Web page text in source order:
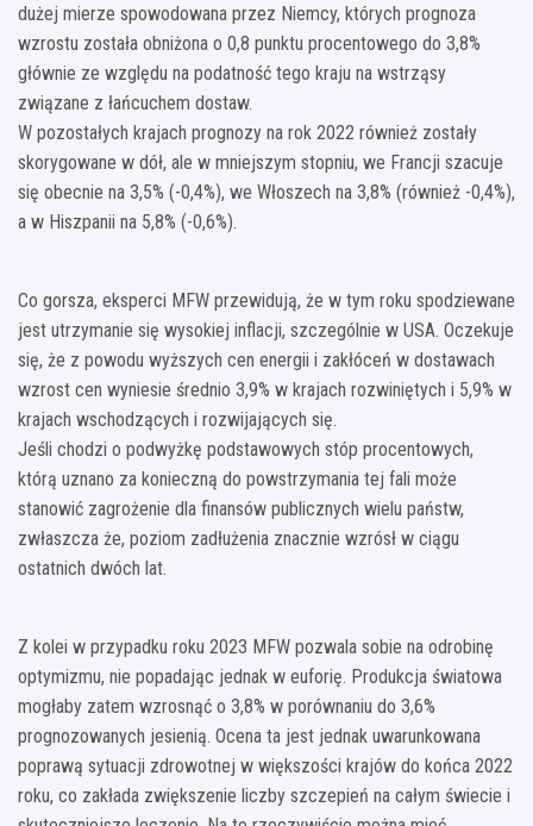
dużej mierze spowodowana przez Niemcy, których prognoza
wzrostu została obniżona o 0,8 punktu procentowego do 3,8%
głównie ze względu na podatność tego kraju na wstrząsy
związane z łańcuchem dostaw.
W pozostałych krajach prognozy na rok 2022 również zostały
skorygowane w dół, ale w mniejszym stopniu, we Francji szacuje
się obecnie na 3,5% (-0,4%), we Włoszech na 3,8% (również -0,4%),
a w Hiszpanii na 5,8% (-0,6%).
Co gorsza, eksperci MFW przewidują, że w tym roku spodziewane
jest utrzymanie się wysokiej inflacji, szczególnie w USA. Oczekuje
się, że z powodu wyższych cen energii i zakłóceń w dostawach
wzrost cen wyniesie średnio 3,9% w krajach rozwiniętych i 5,9% w
krajach wschodzących i rozwijających się.
Jeśli chodzi o podwyżkę podstawowych stóp procentowych,
którą uznano za konieczną do powstrzymania tej fali może
stanowić zagrożenie dla finansów publicznych wielu państw,
zwłaszcza że, poziom zadłużenia znacznie wzrósł w ciągu
ostatnich dwóch lat.
Z kolei w przypadku roku 2023 MFW pozwala sobie na odrobinę
optymizmu, nie popadając jednak w euforię. Produkcja światowa
mogłaby zatem wzrosnąć o 3,8% w porównaniu do 3,6%
prognozowanych jesienią. Ocena ta jest jednak uwarunkowana
poprawą sytuacji zdrowotnej w większości krajów do końca 2022
roku, co zakłada zwiększenie liczby szczepień na całym świecie i